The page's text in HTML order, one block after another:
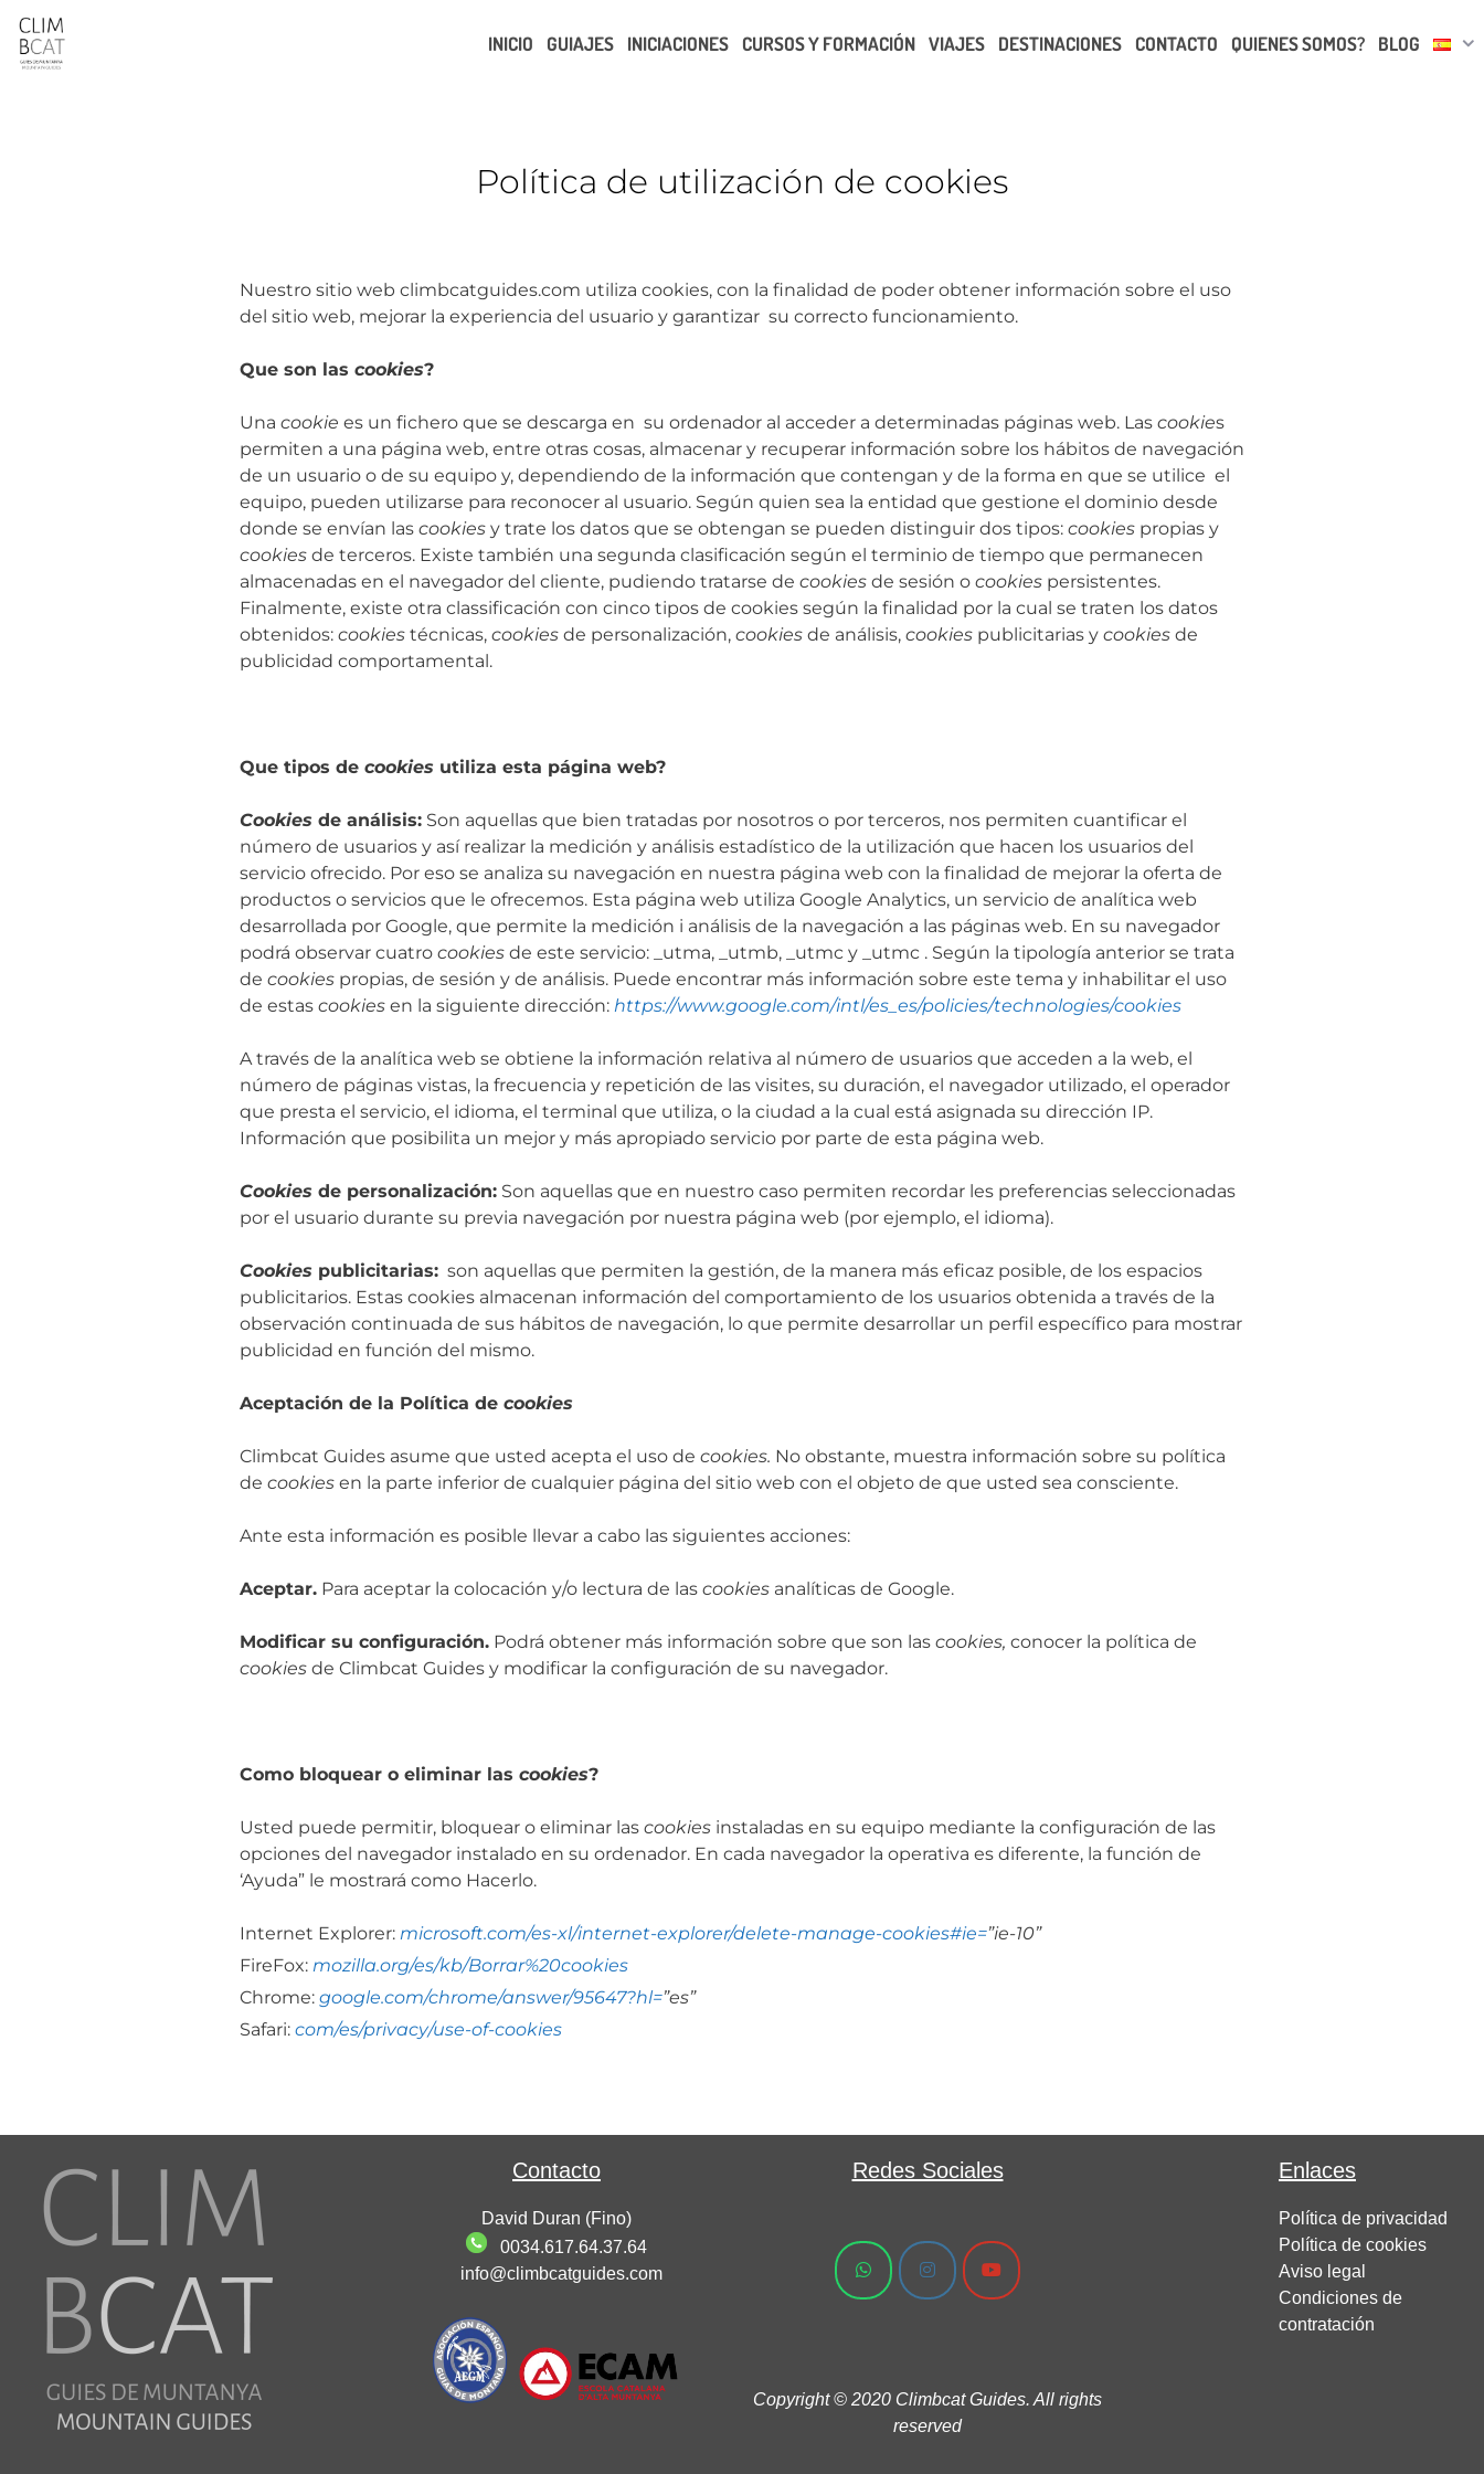
contenido
INICIO GUIAJES INICIACIONES CURSOS Y FORMACIÓN VIAJES DESTINACIONES CONTACTO QUIENES SOMOS? BLOG
Política de utilización de cookies
Nuestro sitio web climbcatguides.com utiliza cookies, con la finalidad de poder obtener información sobre el uso
del sitio web, mejorar la experiencia del usuario y garantizar su correcto funcionamiento.
Que son las cookies?
Una cookie es un fichero que se descarga en su ordenador al acceder a determinadas páginas web. Las cookies
permiten a una página web, entre otras cosas, almacenar y recuperar información sobre los hábitos de navegación
de un usuario o de su equipo y, dependiendo de la información que contengan y de la forma en que se utilice el
equipo, pueden utilizarse para reconocer al usuario. Según quien sea la entidad que gestione el dominio desde
donde se envían las cookies y trate los datos que se obtengan se pueden distinguir dos tipos: cookies propias y
cookies de terceros. Existe también una segunda clasificación según el terminio de tiempo que permanecen
almacenadas en el navegador del cliente, pudiendo tratarse de cookies de sesión o cookies persistentes.
Finalmente, existe otra classificación con cinco tipos de cookies según la finalidad por la cual se traten los datos
obtenidos: cookies técnicas, cookies de personalización, cookies de análisis, cookies publicitarias y cookies de
publicidad comportamental.
Que tipos de cookies utiliza esta página web?
Cookies de análisis: Son aquellas que bien tratadas por nosotros o por terceros, nos permiten cuantificar el
número de usuarios y así realizar la medición y análisis estadístico de la utilización que hacen los usuarios del
servicio ofrecido. Por eso se analiza su navegación en nuestra página web con la finalidad de mejorar la oferta de
productos o servicios que le ofrecemos. Esta página web utiliza Google Analytics, un servicio de analítica web
desarrollada por Google, que permite la medición i análisis de la navegación a las páginas web. En su navegador
podrá observar cuatro cookies de este servicio: _utma, _utmb, _utmc y _utmc . Según la tipología anterior se trata
de cookies propias, de sesión y de análisis. Puede encontrar más información sobre este tema y inhabilitar el uso
de estas cookies en la siguiente dirección: https://www.google.com/intl/es_es/policies/technologies/cookies
A través de la analítica web se obtiene la información relativa al número de usuarios que acceden a la web, el
número de páginas vistas, la frecuencia y repetición de las visites, su duración, el navegador utilizado, el operador
que presta el servicio, el idioma, el terminal que utiliza, o la ciudad a la cual está asignada su dirección IP.
Información que posibilita un mejor y más apropiado servicio por parte de esta página web.
Cookies de personalización: Son aquellas que en nuestro caso permiten recordar les preferencias seleccionadas
por el usuario durante su previa navegación por nuestra página web (por ejemplo, el idioma).
Cookies publicitarias: son aquellas que permiten la gestión, de la manera más eficaz posible, de los espacios
publicitarios. Estas cookies almacenan información del comportamiento de los usuarios obtenida a través de la
observación continuada de sus hábitos de navegación, lo que permite desarrollar un perfil específico para mostrar
publicidad en función del mismo.
Aceptación de la Política de cookies
Climbcat Guides asume que usted acepta el uso de cookies. No obstante, muestra información sobre su política
de cookies en la parte inferior de cualquier página del sitio web con el objeto de que usted sea consciente.
Ante esta información es posible llevar a cabo las siguientes acciones:
Aceptar. Para aceptar la colocación y/o lectura de las cookies analíticas de Google.
Modificar su configuración. Podrá obtener más información sobre que son las cookies, conocer la política de
cookies de Climbcat Guides y modificar la configuración de su navegador.
Como bloquear o eliminar las cookies?
Usted puede permitir, bloquear o eliminar las cookies instaladas en su equipo mediante la configuración de las
opciones del navegador instalado en su ordenador. En cada navegador la operativa es diferente, la función de
‘Ayuda” le mostrará como Hacerlo.
Internet Explorer: microsoft.com/es-xl/internet-explorer/delete-manage-cookies#ie=”ie-10”
FireFox: mozilla.org/es/kb/Borrar%20cookies
Chrome: google.com/chrome/answer/95647?hl=”es”
Safari: com/es/privacy/use-of-cookies
Contacto
David Duran (Fino)
0034.617.64.37.64
info@climbcatguides.com
Redes Sociales
Copyright © 2020 Climbcat Guides. All rights
reserved
Enlaces
Política de privacidad
Política de cookies
Aviso legal
Condiciones de
contratación